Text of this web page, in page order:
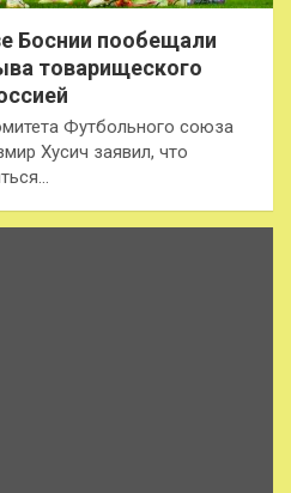
Боснии пообещали
товарищеского
Футбольного союза
Хусич заявил, что